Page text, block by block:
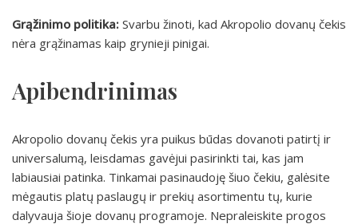
Grąžinimo politika: Svarbu žinoti, kad Akropolio dovanų čekis
nėra grąžinamas kaip grynieji pinigai.
Apibendrinimas
Akropolio dovanų čekis yra puikus būdas dovanoti patirtį ir
universalumą, leisdamas gavėjui pasirinkti tai, kas jam
labiausiai patinka. Tinkamai pasinaudoję šiuo čekiu, galėsite
mėgautis platų paslaugų ir prekių asortimentu tų, kurie
dalyvauja šioje dovanų programoje. Nepraleiskite progos